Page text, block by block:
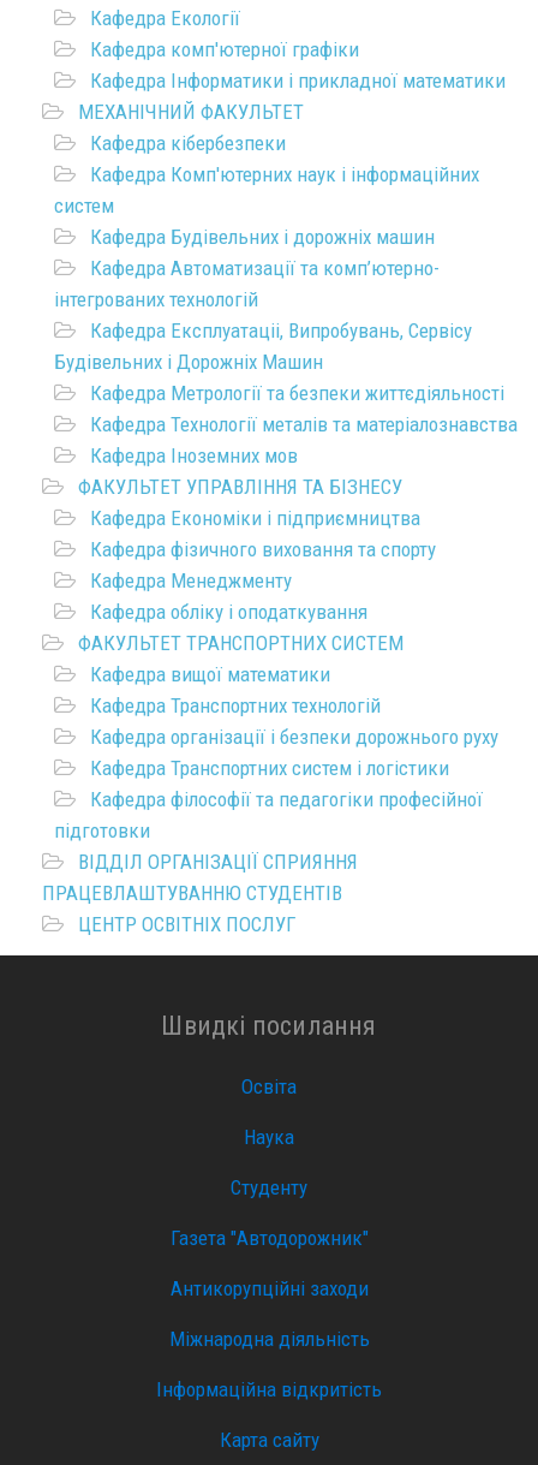
Кафедра Екології
Кафедра комп'ютерної графіки
Кафедра Інформатики і прикладної математики
МЕХАНІЧНИЙ ФАКУЛЬТЕТ
Кафедра кібербезпеки
Кафедра Комп'ютерних наук і інформаційних
систем
Кафедра Будівельних і дорожніх машин
Кафедра Автоматизації та комп’ютерно-
інтегрованих технологій
Кафедра Експлуатаціі, Випробувань, Сервісу
Будівельних і Дорожніх Машин
Кафедра Метрології та безпеки життєдіяльності
Кафедра Технології металів та матеріалознавства
Кафедра Іноземних мов
ФАКУЛЬТЕТ УПРАВЛІННЯ ТА БІЗНЕСУ
Кафедра Економіки і підприємництва
Кафедра фізичного виховання та спорту
Кафедра Менеджменту
Кафедра обліку і оподаткування
ФАКУЛЬТЕТ ТРАНСПОРТНИХ СИСТЕМ
Кафедра вищої математики
Кафедра Транспортних технологій
Кафедра організації і безпеки дорожнього руху
Кафедра Транспортних систем і логістики
Кафедра філософії та педагогіки професійної
підготовки
ВІДДІЛ ОРГАНІЗАЦІЇ СПРИЯННЯ
ПРАЦЕВЛАШТУВАННЮ СТУДЕНТІВ
ЦЕНТР ОСВІТНІХ ПОСЛУГ
Швидкі посилання
Освіта
Наука
Студенту
Газета "Автодорожник"
Антикорупційні заходи
Міжнародна діяльність
Інформаційна відкритість
Карта сайту